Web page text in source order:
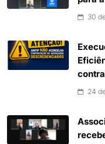
30
24